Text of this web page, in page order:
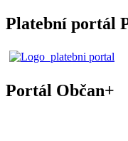
Platební portál
Portál Občan+